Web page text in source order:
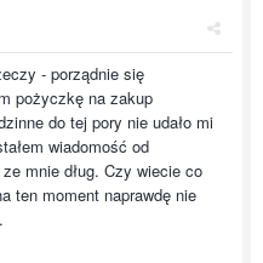
- porządnie się
pożyczkę na zakup
do tej pory nie udało mi
wiadomość od
mnie dług. Czy wiecie co
ten moment naprawdę nie